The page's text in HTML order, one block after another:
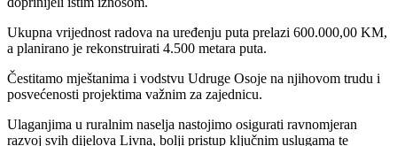
Ukupna vrijednost radova na uređenju puta prelazi 600.000,00 KM,
a planirano je rekonstruirati 4.500 metara puta.
Čestitamo mještanima i vodstvu Udruge Osoje na njihovom trudu i
posvećenosti projektima važnim za zajednicu.
Ulaganjima u ruralnim naselja nastojimo osigurati ravnomjeran
razvoj svih dijelova Livna, bolji pristup ključnim uslugama te